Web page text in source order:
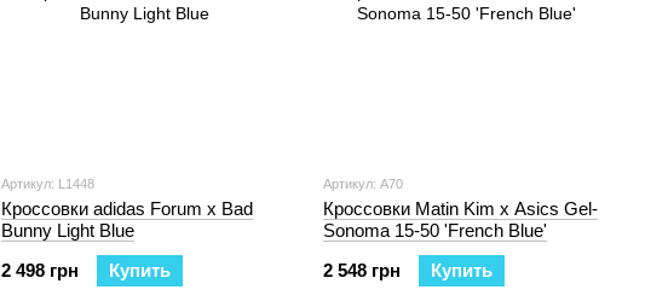
Артикул: L1448
Кроссовки adidas Forum x Bad
Bunny Light Blue
2 498 грн
Купить
Артикул: А70
Кроссовки Matin Kim x Asics Gel-
Sonoma 15-50 'French Blue'
2 548 грн
Купить